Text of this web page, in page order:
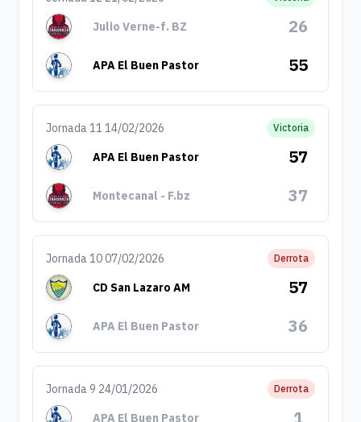
Julio Verne-f. BZ 26
APA El Buen Pastor 55
Jornada 11 14/02/2026 Victoria
APA El Buen Pastor 57
Montecanal - F.bz 37
Jornada 10 07/02/2026 Derrota
CD San Lazaro AM 57
APA El Buen Pastor 36
Jornada 9 24/01/2026 Derrota
APA El Buen Pastor 1